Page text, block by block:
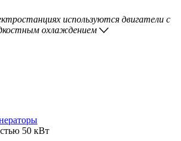
используются двигатели с
охлаждением
50 кВт